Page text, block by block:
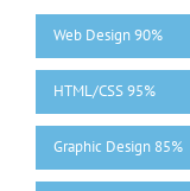
Web Design90%
HTML/CSS95%
Graphic Design 85%